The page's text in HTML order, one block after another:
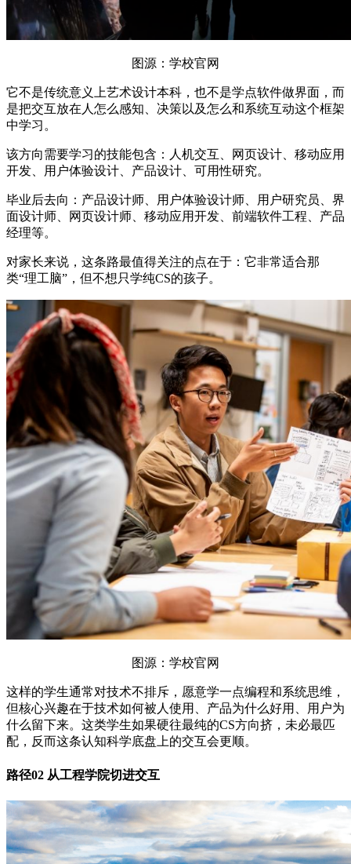
图源：学校官网
它不是传统意义上艺术设计本科，也不是学点软件做界面，而
是把交互放在人怎么感知、决策以及怎么和系统互动这个框架
中学习。
该方向需要学习的技能包含：人机交互、网页设计、移动应用
开发、用户体验设计、产品设计、可用性研究。
毕业后去向：产品设计师、用户体验设计师、用户研究员、界
面设计师、网页设计师、移动应用开发、前端软件工程、产品
经理等。
对家长来说，这条路最值得关注的点在于：它非常适合那
类“理工脑”，但不想只学纯CS的孩子。
图源：学校官网
这样的学生通常对技术不排斥，愿意学一点编程和系统思维，
但核心兴趣在于技术如何被人使用、产品为什么好用、用户为
什么留下来。这类学生如果硬往最纯的CS方向挤，未必最匹
配，反而这条认知科学底盘上的交互会更顺。
路径02 从工程学院切进交互